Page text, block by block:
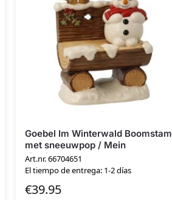
Goebel Im Winterwald Boomstam
met sneeuwpop / Mein
Lieblingsplatz
Art.nr. 66704651
El tiempo de entrega: 1-2 días
€39.95